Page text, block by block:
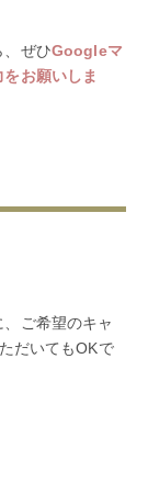
、ぜひGoogleマ
お願いしま
ご希望のキャ
だいてもOKで